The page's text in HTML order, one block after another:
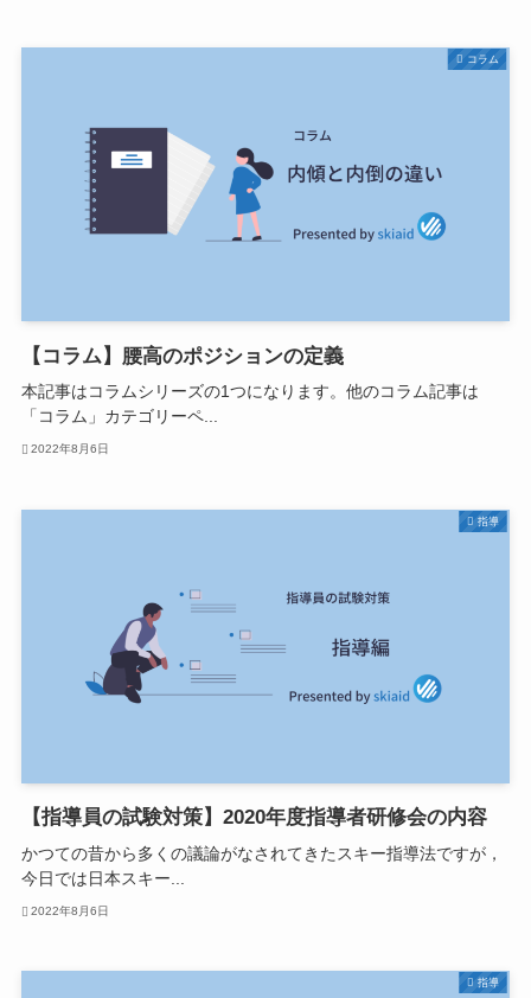
コラム
【コラム】腰高のポジションの定義
本記事はコラムシリーズの1つになります。他のコラム記事は
「コラム」カテゴリーペ...
2022年8月6日
指導
【指導員の試験対策】2020年度指導者研修会の内容
かつての昔から多くの議論がなされてきたスキー指導法ですが，
今日では日本スキー...
2022年8月6日
指導